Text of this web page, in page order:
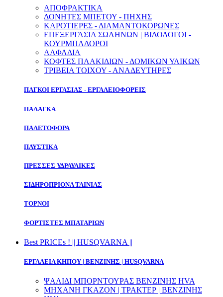
ΑΠΟΦΡΑΚΤΙΚΑ
ΔΟΝΗΤΕΣ ΜΠΕΤΟΥ - ΠΗΧΗΣ
ΚΑΡΟΤΙΕΡΕΣ - ΔΙΑΜΑΝΤΟΚΟΡΩΝΕΣ
ΕΠΕΞΕΡΓΑΣΙΑ ΣΩΛΗΝΩΝ | ΒΙΔΟΛΟΓΟΙ -
ΚΟΥΡΜΠΑΔΟΡΟΙ
ΑΛΦΑΔΙΑ
ΚΟΦΤΕΣ ΠΛΑΚΙΔΙΩΝ - ΔΟΜΙΚΩΝ ΥΛΙΚΩΝ
ΤΡΙΒΕΙΑ ΤΟΙΧΟΥ - ΑΝΑΔΕΥΤΗΡΕΣ
ΠΑΓΚΟΙ ΕΡΓΑΣΙΑΣ - ΕΡΓΑΛΕΙΟΦΟΡΕΙΣ
ΠΑΛΑΓΚΑ
ΠΑΛΕΤΟΦΟΡΑ
ΠΛΥΣΤΙΚΑ
ΠΡΕΣΣΕΣ ΥΔΡΑΥΛΙΚΕΣ
ΣΙΔΗΡΟΠΡΙΟΝΑ ΤΑΙΝΙΑΣ
ΤΟΡΝΟΙ
ΦΟΡΤΙΣΤΕΣ ΜΠΑΤΑΡΙΩΝ
Best PRICEs ! || HUSQVARNA ||
ΕΡΓΑΛΕΙΑ ΚΗΠΟΥ | ΒΕΝΖΙΝΗΣ | HUSQVARNA
ΨΑΛΙΔΙ ΜΠΟΡΝΤΟΥΡΑΣ ΒΕΝΖΙΝΗΣ HVA
ΜΗΧΑΝΗ ΓΚΑΖΟΝ | ΤΡΑΚΤΕΡ | ΒΕΝΖΙΝΗΣ